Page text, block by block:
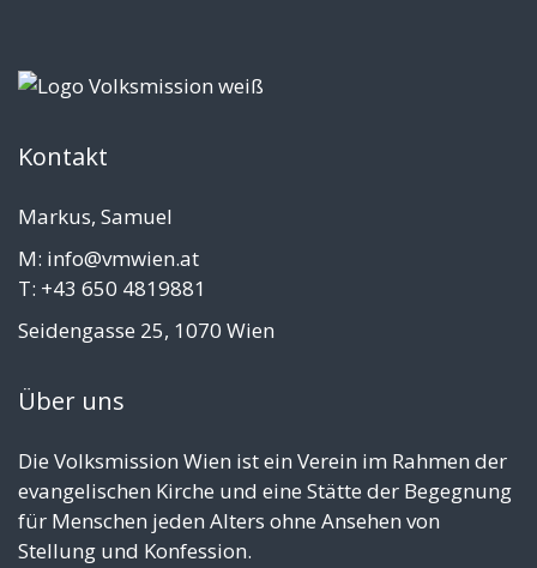
Kontakt
Markus, Samuel
M: info@vmwien.at
T: +43 650 4819881
Seidengasse 25, 1070 Wien
Über uns
Die Volksmission Wien ist ein Verein im Rahmen der
evangelischen Kirche und eine Stätte der Begegnung
für Menschen jeden Alters ohne Ansehen von
Stellung und Konfession.